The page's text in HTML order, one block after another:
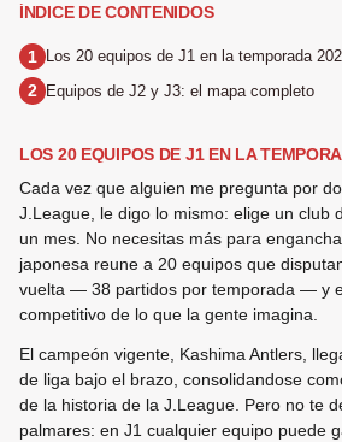
ÍNDICE DE CONTENIDOS
Los 20 equipos de J1 en la temporada
Equipos de J2 y J3: el mapa completo
LOS 20 EQUIPOS DE J1 EN LA
Cada vez que alguien me pregunta por
J.League, le digo lo mismo: elige un club
un mes. No necesitas más para
japonesa reune a 20 equipos que
vuelta — 38 partidos por temporada — y
competitivo de lo que la gente imagina.
El campeón vigente, Kashima Antlers,
de liga bajo el brazo, consolidandose
de la historia de la J.League. Pero no te
palmares: en J1 cualquier equipo puede